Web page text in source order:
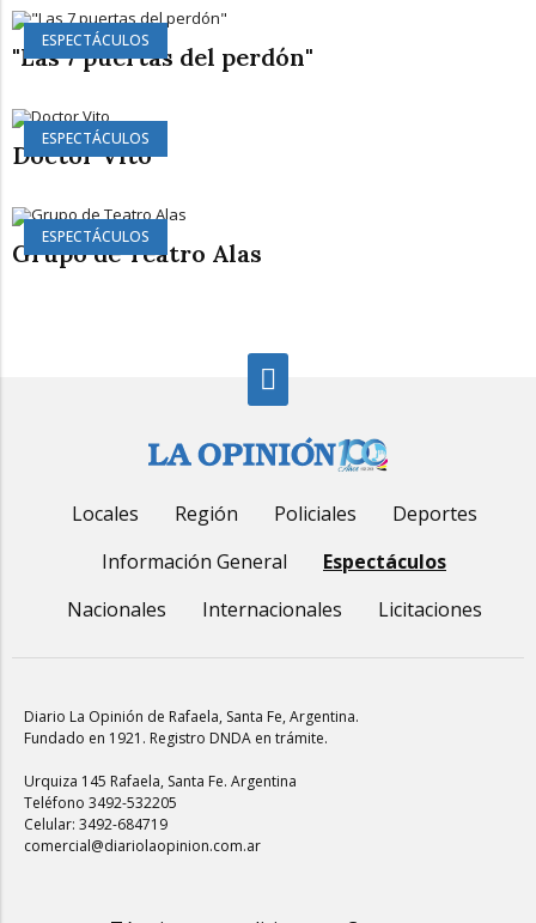
ESPECTÁCULOS
"Las 7 puertas del perdón"
ESPECTÁCULOS
Doctor Vito
ESPECTÁCULOS
Grupo de Teatro Alas
Locales Región Policiales
Deportes
Información General
Espectáculos
Nacionales
Internacionales Licitaciones
Diario La Opinión de Rafaela, Santa Fe, Argentina.
Fundado en 1921. Registro DNDA en trámite.
Urquiza 145 Rafaela, Santa Fe. Argentina
Teléfono 3492-532205
Celular: 3492-684719
comercial@diariolaopinion.com.ar